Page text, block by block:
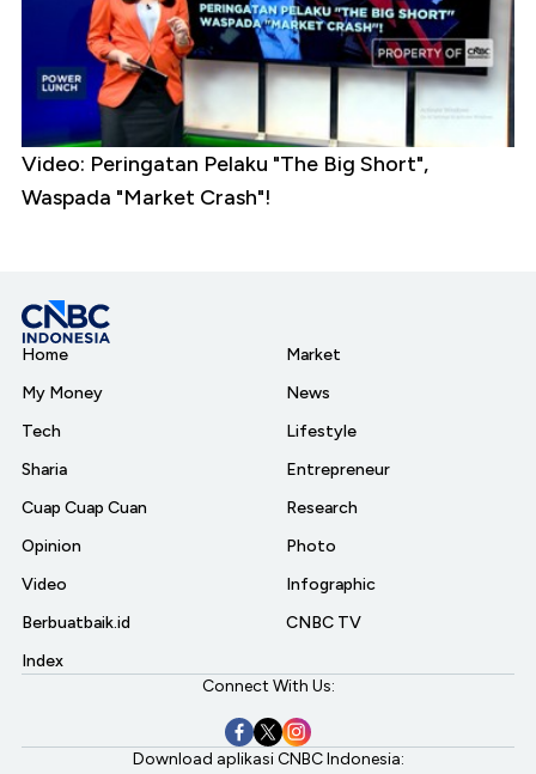
Video: Peringatan Pelaku "The Big Short",
Waspada "Market Crash"!
Home
My Money
Tech
Sharia
Cuap Cuap Cuan
Opinion
Video
Berbuatbaik.id
Index
Market
News
Lifestyle
Entrepreneur
Research
Photo
Infographic
CNBC TV
Connect With Us:
Download aplikasi CNBC Indonesia: